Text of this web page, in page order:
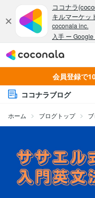
会員登録で
ココナラブログ
ホーム ブログトップ